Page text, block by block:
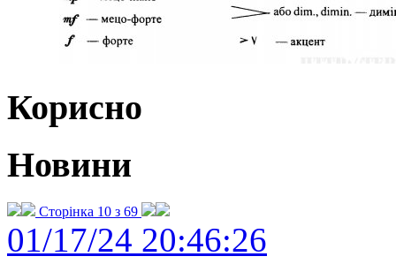
Корисно
Новини
Сторінка 10 з 69
01/17/24 20:46:26